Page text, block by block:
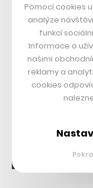
Nepřehlédněte:
Pomocí cookies
analýze
funkcí
Informace o
našimi
reklamy a
cookies